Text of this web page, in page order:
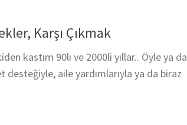
Karşı Çıkmak
kastım 90lı ve 2000li yıllar.. Öyle ya da
aile yardımlarıyla ya da biraz